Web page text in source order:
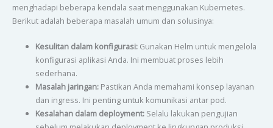
menghadapi beberapa kendala saat menggunakan Kubernetes.
Berikut adalah beberapa masalah umum dan solusinya:
Kesulitan dalam konfigurasi:Gunakan Helm untuk mengelola
konfigurasi aplikasi Anda. Ini membuat proses lebih
sederhana.
Masalah jaringan:Pastikan Anda memahami konsep layanan
dan ingress. Ini penting untuk komunikasi antar pod.
Kesalahan dalam deployment:Selalu lakukan pengujian